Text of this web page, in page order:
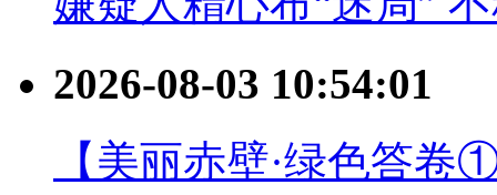
2026-08-03 10:54:01
【美丽赤壁·绿色答